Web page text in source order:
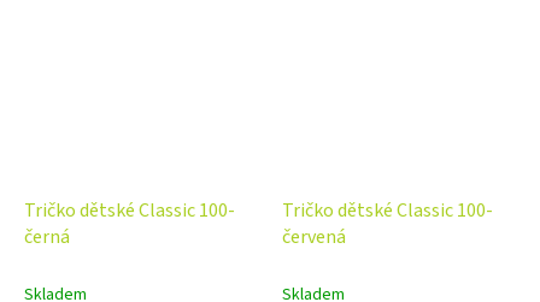
Tričko dětské Classic 100-
černá
Skladem
Tričko dětské Classic 100-
červená
Skladem